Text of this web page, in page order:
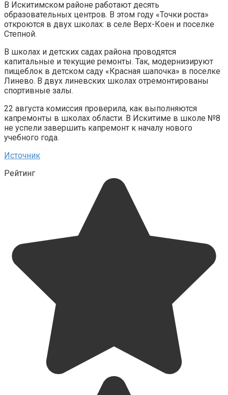
В Искитимском районе работают десять
образовательных центров. В этом году «Точки роста»
откроются в двух школах: в селе Верх-Коен и поселке
Степной.
В школах и детских садах района проводятся
капитальные и текущие ремонты. Так, модернизируют
пищеблок в детском саду «Красная шапочка» в поселке
Линево. В двух линевских школах отремонтированы
спортивные залы.
22 августа комиссия проверила, как выполняются
капремонты в школах области. В Искитиме в школе №8
не успели завершить капремонт к началу нового
учебного года.
Источник
Рейтинг